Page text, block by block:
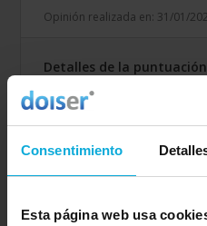
Consentimiento
Esta página web usa
Opinión realizada en: 31/01/
Detalles de la puntuación
Rapidez
Calidad / precio
Empresa valorada: